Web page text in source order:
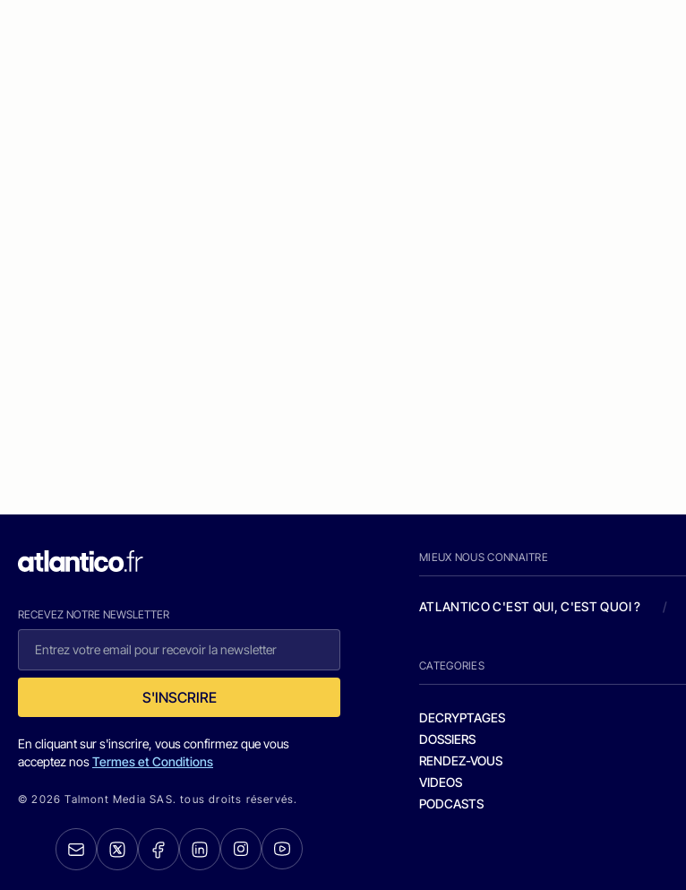
RECEVEZ NOTRE NEWSLETTER
S'INSCRIRE
En cliquant sur s'inscrire, vous confirmez que vous
acceptez nosTermes et Conditions
© 2026 Talmont Media SAS. tous droits réservés.
MIEUX NOUS CONNAITRE
ATLANTICO C'EST QUI, C'EST QUOI ? /
CATEGORIES
DECRYPTAGES
DOSSIERS
RENDEZ-VOUS
VIDEOS
PODCASTS